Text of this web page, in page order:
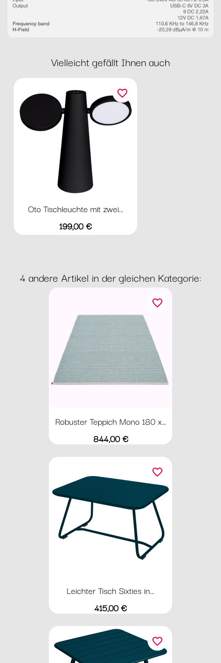
Vielleicht gefällt Ihnen auch
Oto Tischleuchte mit zwei...
Preis
199,00 €
favorite_border
4 andere Artikel in der gleichen Kategorie:
Robuster Teppich Mono 180 x...
Preis
844,00 €
favorite_border
Leichter Tisch Sixties in...
Preis
415,00 €
favorite_border
favorite_border